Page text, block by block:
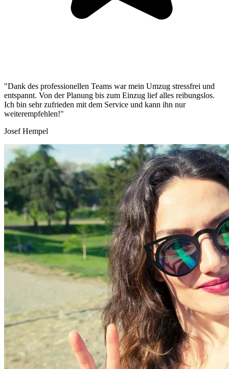
"Dank des professionellen Teams war mein Umzug stressfrei und
entspannt. Von der Planung bis zum Einzug lief alles reibungslos.
Ich bin sehr zufrieden mit dem Service und kann ihn nur
weiterempfehlen!"
Josef Hempel